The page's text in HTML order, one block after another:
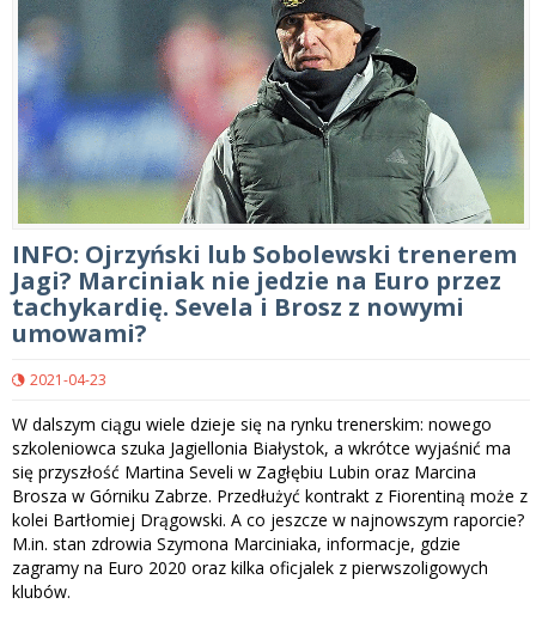
INFO: Ojrzyński lub Sobolewski trenerem
Jagi? Marciniak nie jedzie na Euro przez
tachykardię. Sevela i Brosz z nowymi
umowami?
2021-04-23
W dalszym ciągu wiele dzieje się na rynku trenerskim: nowego
szkoleniowca szuka Jagiellonia Białystok, a wkrótce wyjaśnić ma
się przyszłość Martina Seveli w Zagłębiu Lubin oraz Marcina
Brosza w Górniku Zabrze. Przedłużyć kontrakt z Fiorentiną może z
kolei Bartłomiej Drągowski. A co jeszcze w najnowszym raporcie?
M.in. stan zdrowia Szymona Marciniaka, informacje, gdzie
zagramy na Euro 2020 oraz kilka oficjalek z pierwszoligowych
klubów.